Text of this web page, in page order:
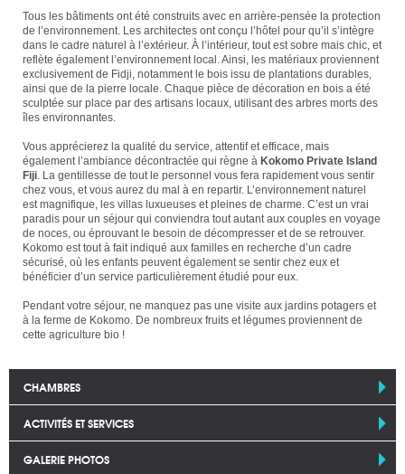
Tous les bâtiments ont été construits avec en arrière-pensée la protection
de l’environnement. Les architectes ont conçu l’hôtel pour qu’il s’intègre
dans le cadre naturel à l’extérieur. À l’intérieur, tout est sobre mais chic, et
reflète également l’environnement local. Ainsi, les matériaux proviennent
exclusivement de Fidji, notamment le bois issu de plantations durables,
ainsi que de la pierre locale. Chaque pièce de décoration en bois a été
sculptée sur place par des artisans locaux, utilisant des arbres morts des
îles environnantes.
Vous apprécierez la qualité du service, attentif et efficace, mais
également l’ambiance décontractée qui règne à Kokomo Private Island
Fiji. La gentillesse de tout le personnel vous fera rapidement vous sentir
chez vous, et vous aurez du mal à en repartir. L’environnement naturel
est magnifique, les villas luxueuses et pleines de charme. C’est un vrai
paradis pour un séjour qui conviendra tout autant aux couples en voyage
de noces, ou éprouvant le besoin de décompresser et de se retrouver.
Kokomo est tout à fait indiqué aux familles en recherche d’un cadre
sécurisé, où les enfants peuvent également se sentir chez eux et
bénéficier d’un service particulièrement étudié pour eux.
Pendant votre séjour, ne manquez pas une visite aux jardins potagers et
à la ferme de Kokomo. De nombreux fruits et légumes proviennent de
cette agriculture bio !
CHAMBRES
ACTIVITÉS ET SERVICES
GALERIE PHOTOS